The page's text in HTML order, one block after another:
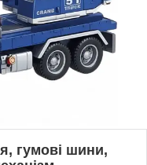
гумові шини,